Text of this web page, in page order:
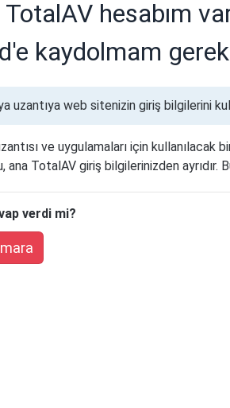
hesabım
kaydolmam
uzantıya web sitenizin giriş bilgilerini
ve uygulamaları için kullanılacak
ana TotalAV giriş bilgilerinizden ayrıdır.
verdi mi?